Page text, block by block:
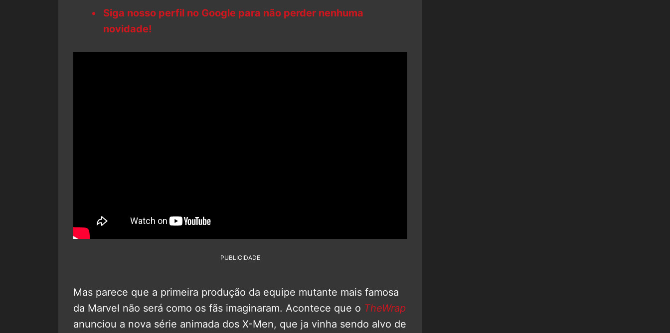
Siga nosso perfil no Google para não perder nenhuma
novidade!
PUBLICIDADE
Mas parece que a primeira produção da equipe mutante mais famosa
da Marvel não será como os fãs imaginaram. Acontece que o TheWrap
anunciou a nova série animada dos X-Men, que ja vinha sendo alvo de